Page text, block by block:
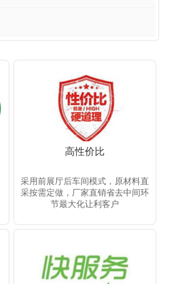
高性价比
采用前展厅后车间模式，原材料直
采按需定做，厂家直销省去中间环
节最大化让利客户